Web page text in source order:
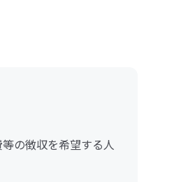
の徴収を希望する人